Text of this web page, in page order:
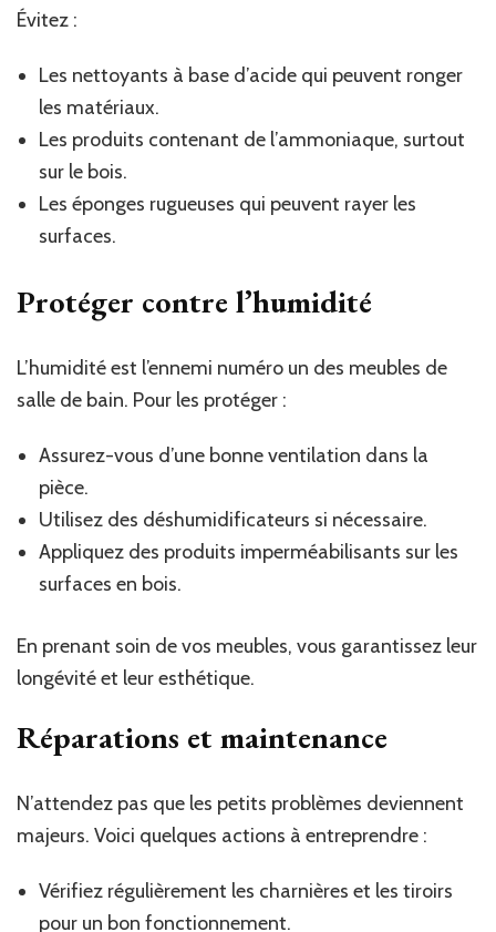
Évitez :
Les nettoyants à base d’acide qui peuvent ronger
les matériaux.
Les produits contenant de l’ammoniaque, surtout
sur le bois.
Les éponges rugueuses qui peuvent rayer les
surfaces.
Protéger contre l’humidité
L’humidité est l’ennemi numéro un des meubles de
salle de bain. Pour les protéger :
Assurez-vous d’une bonne ventilation dans la
pièce.
Utilisez des déshumidificateurs si nécessaire.
Appliquez des produits imperméabilisants sur les
surfaces en bois.
En prenant soin de vos meubles, vous garantissez leur
longévité et leur esthétique.
Réparations et maintenance
N’attendez pas que les petits problèmes deviennent
majeurs. Voici quelques actions à entreprendre :
Vérifiez régulièrement les charnières et les tiroirs
pour un bon fonctionnement.